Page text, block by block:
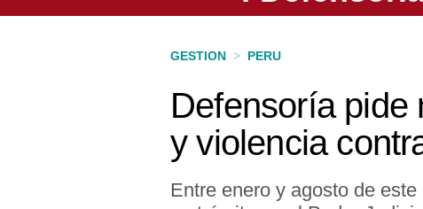
Perú
GESTION > PERU
Defensoría pide
y violencia
Entre enero y agosto de